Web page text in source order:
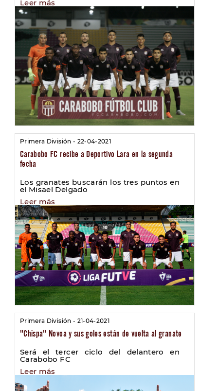
Leer más
Primera División - 22-04-2021
Carabobo FC recibe a Deportivo Lara en la segunda
fecha
Los granates buscarán los tres puntos en
el Misael Delgado
Leer más
Primera División - 21-04-2021
"Chispa" Novoa y sus goles están de vuelta al granate
Será el tercer ciclo del delantero en
Carabobo FC
Leer más